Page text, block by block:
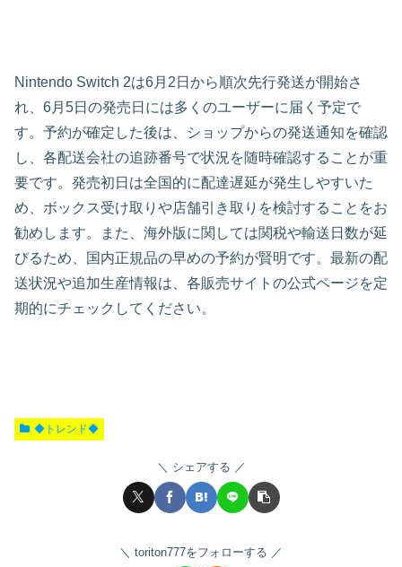
Nintendo Switch 2は6月2日から順次先行発送が開始さ
れ、6月5日の発売日には多くのユーザーに届く予定で
す。予約が確定した後は、ショップからの発送通知を確認
し、各配送会社の追跡番号で状況を随時確認することが重
要です。発売初日は全国的に配達遅延が発生しやすいた
め、ボックス受け取りや店舗引き取りを検討することをお
勧めします。また、海外版に関しては関税や輸送日数が延
びるため、国内正規品の早めの予約が賢明です。最新の配
送状況や追加生産情報は、各販売サイトの公式ページを定
期的にチェックしてください。
◆トレンド◆
シェアする
toriton777をフォローする